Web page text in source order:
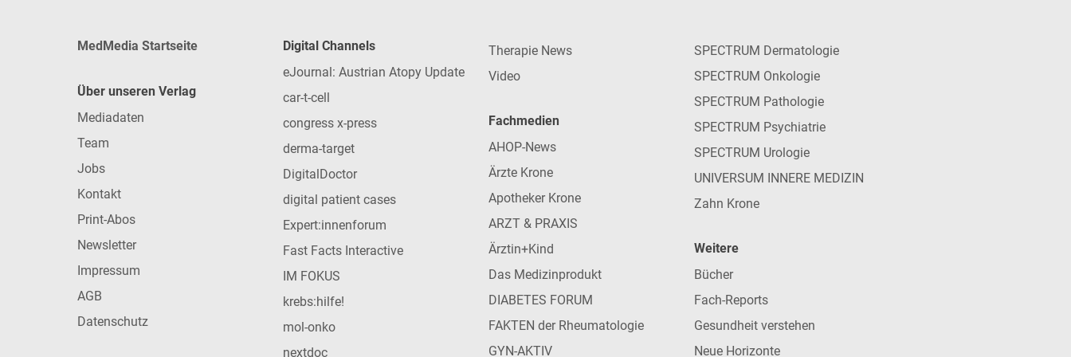
MedMedia Startseite
Über unseren Verlag
Mediadaten
Team
Jobs
Kontakt
Print-Abos
Newsletter
Impressum
AGB
Datenschutz
Digital Channels
eJournal: Austrian Atopy Update
car-t-cell
congress x-press
derma-target
DigitalDoctor
digital patient cases
Expert:innenforum
Fast Facts Interactive
IM FOKUS
krebs:hilfe!
mol-onko
nextdoc
Therapie News
Video
Fachmedien
AHOP-News
Ärzte Krone
Apotheker Krone
ARZT & PRAXIS
Ärztin+Kind
Das Medizinprodukt
DIABETES FORUM
FAKTEN der Rheumatologie
GYN-AKTIV
SPECTRUM Dermatologie
SPECTRUM Onkologie
SPECTRUM Pathologie
SPECTRUM Psychiatrie
SPECTRUM Urologie
UNIVERSUM INNERE MEDIZIN
Zahn Krone
Weitere
Bücher
Fach-Reports
Gesundheit verstehen
Neue Horizonte